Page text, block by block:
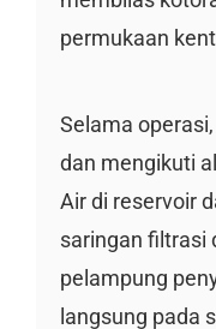
permukaan
Selama
dan mengikuti
Air di reservoir
saringan filtrasi
pelampung
langsung pada